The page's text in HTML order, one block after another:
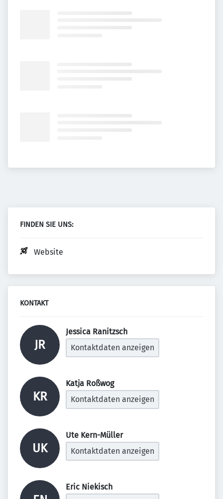
FINDEN SIE UNS:
Website
KONTAKT
JR
Jessica Ranitzsch
Kontaktdaten anzeigen
KR
Katja Roßwog
Kontaktdaten anzeigen
UK
Ute Kern-Müller
Kontaktdaten anzeigen
Eric Niekisch